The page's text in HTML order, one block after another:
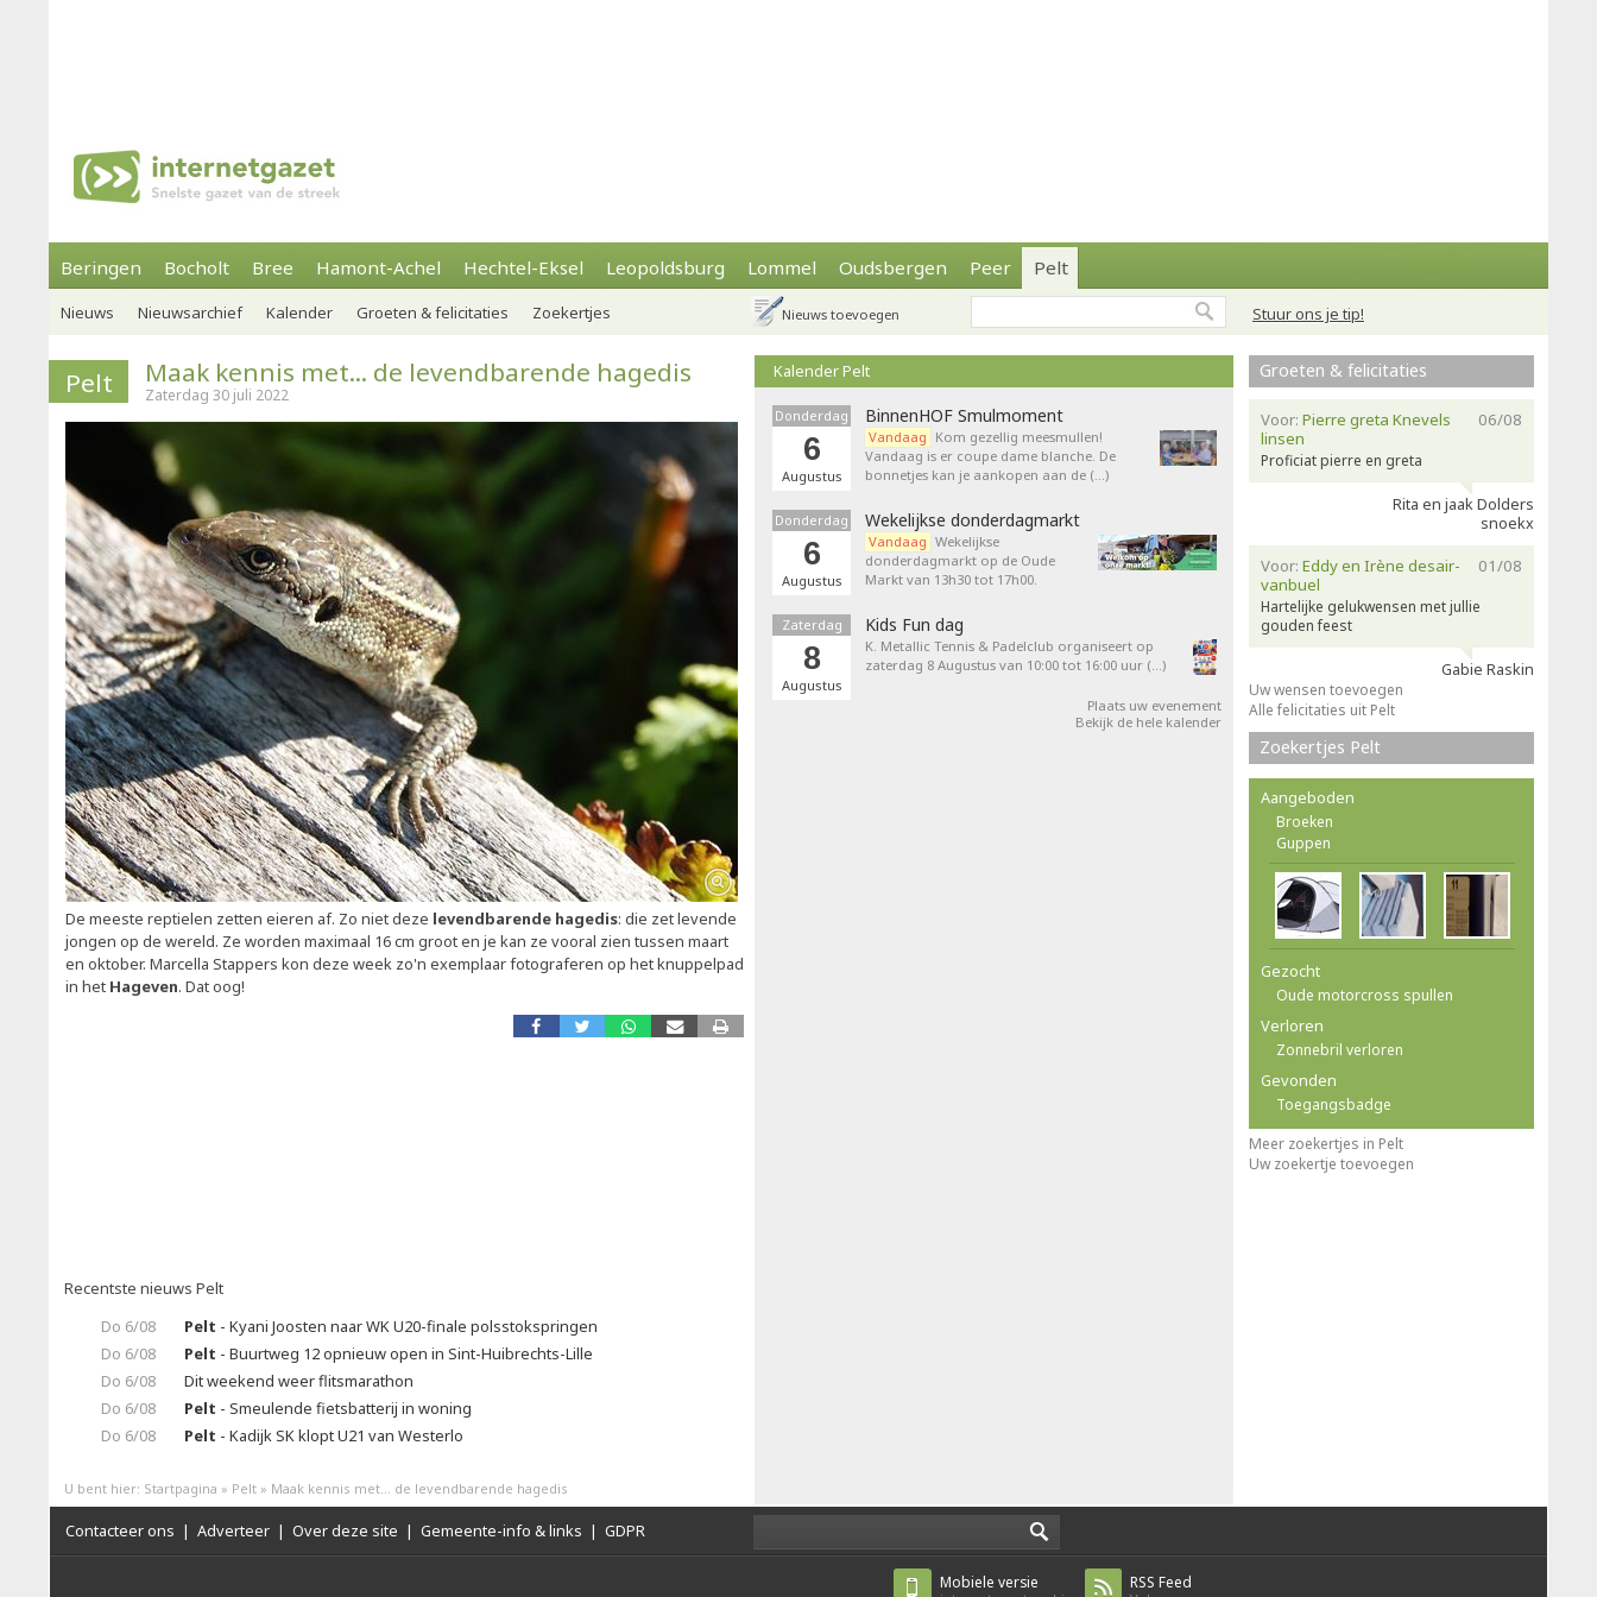
Beringen Bocholt Bree Hamont-Achel Hechtel-Eksel Leopoldsburg Lommel Oudsbergen Peer Pelt
Stuur ons je tip!
Nieuws Nieuwsarchief Kalender Groeten & felicitaties Zoekertjes Nieuws toevoegen
Pelt Maak kennis met... de levendbarende hagedis
Zaterdag 30 juli 2022
De meeste reptielen zetten eieren af. Zo niet deze levendbarende hagedis: die zet levende
jongen op de wereld. Ze worden maximaal 16 cm groot en je kan ze vooral zien tussen maart
en oktober. Marcella Stappers kon deze week zo'n exemplaar fotograferen op het knuppelpad
in het Hageven. Dat oog!
Recentste nieuws Pelt
Do 6/08
Pelt - Kyani Joosten naar WK U20-finale polsstokspringen
Do 6/08
Pelt - Buurtweg 12 opnieuw open in Sint-Huibrechts-Lille
Do 6/08
Dit weekend weer flitsmarathon
Do 6/08
Pelt - Smeulende fietsbatterij in woning
Do 6/08
Pelt - Kadijk SK klopt U21 van Westerlo
Kalender Pelt
Donderdag
6
Augustus
BinnenHOF Smulmoment
Vandaag Kom gezellig meesmullen!
Vandaag is er coupe dame blanche. De
bonnetjes kan je aankopen aan de (…)
Donderdag
6
Augustus
Wekelijkse donderdagmarkt
Vandaag Wekelijkse
donderdagmarkt op de Oude
Markt van 13h30 tot 17h00.
Zaterdag
8
Augustus
Kids Fun dag
K. Metallic Tennis & Padelclub organiseert op
zaterdag 8 Augustus van 10:00 tot 16:00 uur (…)
Plaats uw evenement
Bekijk de hele kalender
Groeten & felicitaties
06/08
Voor: Pierre greta Knevels
linsen
Proficiat pierre en greta
Rita en jaak Dolders
snoekx
01/08
Voor: Eddy en Irène desair-
vanbuel
Hartelijke gelukwensen met jullie
gouden feest
Gabie Raskin
Uw wensen toevoegen
Alle felicitaties uit Pelt
Zoekertjes Pelt
Aangeboden
Broeken
Guppen
Gezocht
Oude motorcross spullen
Verloren
Zonnebril verloren
Gevonden
Toegangsbadge
Meer zoekertjes in Pelt
Uw zoekertje toevoegen
U bent hier: Startpagina » Pelt » Maak kennis met... de levendbarende hagedis
Contacteer ons | Adverteer | Over deze site | Gemeente-info & links | GDPR
RSS Feed
Mobiele versie